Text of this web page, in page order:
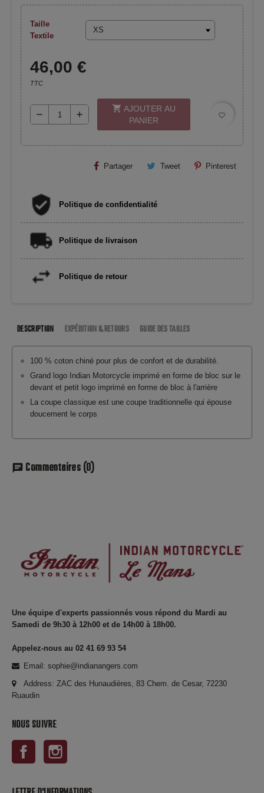
Taille
Textile
46,00 €
TTC
remove add
shopping_cart AJOUTER AU
PANIER
favorite_border
Partager Tweet Pinterest
Politique de confidentialité
Politique de livraison
Politique de retour
DESCRIPTION EXPÉDITION & RETOURS GUIDE DES TAILLES
100 % coton chiné pour plus de confort et de durabilité.
Grand logo Indian Motorcycle imprimé en forme de bloc sur le
devant et petit logo imprimé en forme de bloc à l'arrière
La coupe classique est une coupe traditionnelle qui épouse
doucement le corps
chat Commentaires(0)
Une équipe d'experts passionnés vous répond du Mardi au
Samedi de 9h30 à 12h00 et de 14h00 à 18h00.
Appelez-nous au 02 41 69 93 54
Email: sophie@indianangers.com
Address: ZAC des Hunaudières, 83 Chem. de Cesar, 72230
Ruaudin
NOUS SUIVRE
Facebook